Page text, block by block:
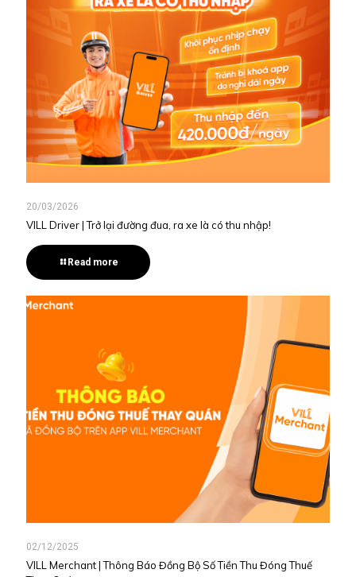
20/03/2026
VILL Driver | Trở lại đường đua, ra xe là có thu nhập!
Read more
02/12/2025
VILL Merchant | Thông Báo Đồng Bộ Số Tiền Thu Đóng Thuế